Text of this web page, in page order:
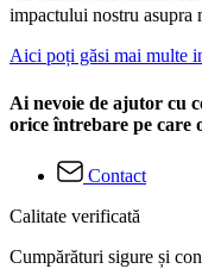
impactului nostru asupra
Aici poți găsi mai multe
Ai nevoie de ajutor cu
orice întrebare pe care
Contact
Calitate verificată
Cumpărături sigure și